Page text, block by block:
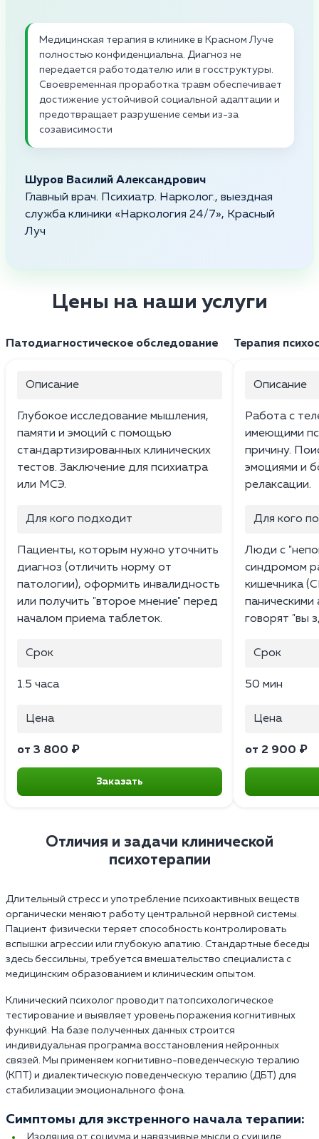
Медицинская терапия в клинике в Красном Луче
полностью конфиденциальна. Диагноз не
передается работодателю или в госструктуры.
Своевременная проработка травм обеспечивает
достижение устойчивой социальной адаптации и
предотвращает разрушение семьи из-за
созависимости
Шуров Василий Александрович
Главный врач. Психиатр. Нарколог., выездная
служба клиники «Наркология 24/7», Красный
Луч
Цены на наши услуги
Патодиагностическое обследование
Описание
Глубокое исследование мышления,
памяти и эмоций с помощью
стандартизированных клинических
тестов. Заключение для психиатра
или МСЭ.
Для кого подходит
Пациенты, которым нужно уточнить
диагноз (отличить норму от
патологии), оформить инвалидность
или получить "второе мнение" перед
началом приема таблеток.
Срок
1.5 часа
Цена
от 3 800 ₽
Заказать
Терапия
Описание
Работа с
имеющими
причину.
эмоциями и
релаксации.
Для кого
Люди с
синдромом
кишечника
паническими
говорят "вы
Срок
50 мин
Цена
от 2 900 ₽
Отличия и задачи клинической
психотерапии
Длительный стресс и употребление психоактивных веществ
органически меняют работу центральной нервной системы.
Пациент физически теряет способность контролировать
вспышки агрессии или глубокую апатию. Стандартные беседы
здесь бессильны, требуется вмешательство специалиста с
медицинским образованием и клиническим опытом.
Клинический психолог проводит патопсихологическое
тестирование и выявляет уровень поражения когнитивных
функций. На базе полученных данных строится
индивидуальная программа восстановления нейронных
связей. Мы применяем когнитивно-поведенческую терапию
(КПТ) и диалектическую поведенческую терапию (ДБТ) для
стабилизации эмоционального фона.
Симптомы для экстренного начала терапии:
Изоляция от социума и навязчивые мысли о суициде.